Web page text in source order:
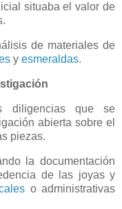
situaba el valor de
de materiales de
y esmeraldas.
diligencias que se
abierta sobre el
piezas.
la documentación
de las joyas y
o administrativas